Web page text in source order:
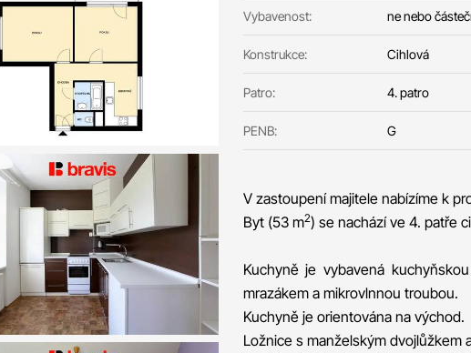
Vybavenost: ne nebo
Konstrukce: Cihlová
Patro: 4. patro
PENB: G
V zastoupení majitele nabízíme k
Byt (53 m2) se nachází ve 4. patře
Kuchyně je vybavená
mrazákem a mikrovlnnou troubou.
Kuchyně je orientována na východ.
Ložnice s manželským dvojlůžkem